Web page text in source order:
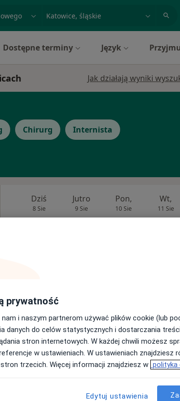
miasto lub dzielnica
Dostępne terminy Język
Jak działają wyniki
Chirurg Internista
Dziś
8 Sie
Jutro
9 Sie
Pon,
10 Sie
Wt,
11 Sie
Dziś Jutro Pon, Wt,
11 Sie
Umawianie online nie jest dostępne
prywatność
i naszym partnerom używać plików cookie (lub
danych do celów statystycznych i dostarczania
stron internetowych. W każdej chwili możesz
w ustawieniach. W ustawieniach znajdziesz
trzecich. Więcej informacji znajdziesz w polityka
Edytuj ustawienia